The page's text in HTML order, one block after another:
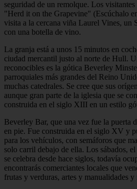
seguridad de un remolque. Los
"Herd it on the Grapevine" (Escúchalo
visita a la cercana viña Laurel Vines, un
con una botella de vino.
La granja está a unos 15 minutos en
ciudad mercantil justo al norte de Hull.
reconocibles es la gótica Beverley
parroquiales más grandes del Reino
muchas catedrales. Se cree que sus
aunque gran parte de la iglesia que se
construida en el siglo XIII en un estilo
Beverley Bar, que una vez fue la puerta
en pie. Fue construida en el siglo XV y
para los vehículos, con semáforos que
solo carril debajo de ella. Los sábados,
se celebra desde hace siglos, todavía
encontrarás comerciantes locales que
frutas y verduras, artes y manualidades